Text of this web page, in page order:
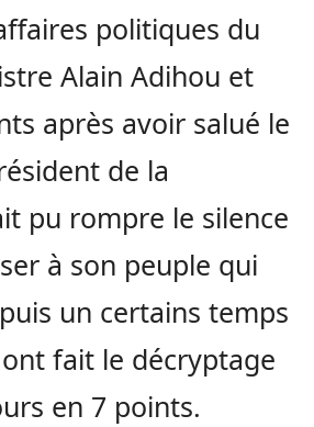
politiques du
Alain Adihou et
après avoir salué le
de la
pu rompre le silence
à son peuple qui
un certains temps
ont fait le décryptage
en 7 points.